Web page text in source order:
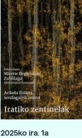
2025ko ira. 1a